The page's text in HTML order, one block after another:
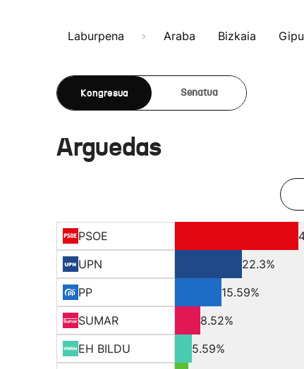
Laburpena Araba Bizkaia
Kongresua Senatua
Arguedas
PSOE
UPN
22.3%
PP
15.59%
SUMAR
8.52%
EH BILDU
5.59%